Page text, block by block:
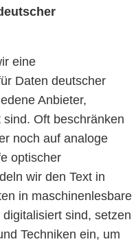
eine
Daten deutscher
Anbieter,
Oft beschränken
noch auf analoge
optischer
wir den Text in
in maschinenlesbare
sind, setzen
Techniken ein, um